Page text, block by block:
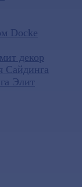
Docke
декор
Сайдинга
Элит